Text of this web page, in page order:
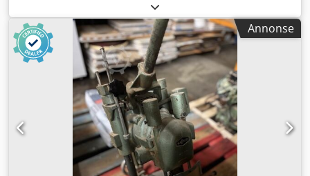
Venstre/Høyre: 150 mm, Dcsdpew I U Nhjfx Ab Nek Løft
Opp/Ned: 150 mm Motor: 1,5 kW Egnet som
reservedelsbærer Tilgjengelighet: kort varsel Plassering:
Flörsheim
Annonse